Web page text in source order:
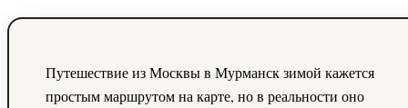
Путешествие из Москвы в Мурманск зимой кажется
простым маршрутом на карте, но в реальности оно